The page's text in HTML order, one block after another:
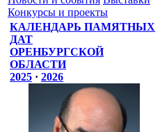
Конкурсы и проекты
КАЛЕНДАРЬ ПАМЯТНЫХ
ДАТ
ОРЕНБУРГСКОЙ
ОБЛАСТИ
2025 · 2026